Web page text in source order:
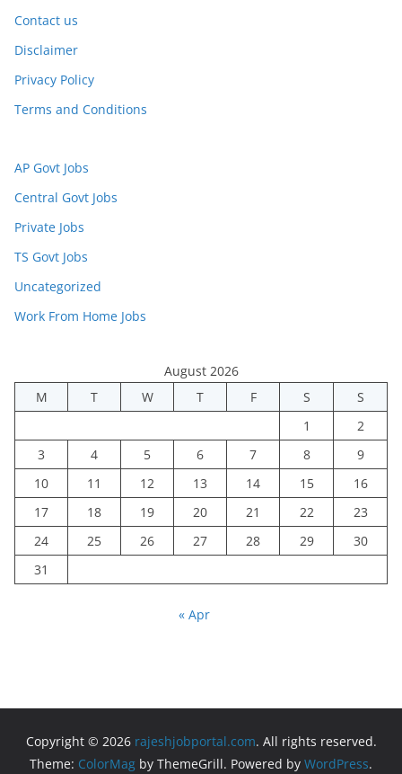
Contact us
Disclaimer
Privacy Policy
Terms and Conditions
AP Govt Jobs
Central Govt Jobs
Private Jobs
TS Govt Jobs
Uncategorized
Work From Home Jobs
August 2026
M
T W T F S
S
1
2
3
4 5 6 7 8
9
10
11 12 13 14 15
16
17
18 19 20 21 22
23
24
25 26 27 28 29
30
31
« Apr
Copyright © 2026 rajeshjobportal.com. All rights reserved.
Theme: ColorMag by ThemeGrill. Powered by WordPress.